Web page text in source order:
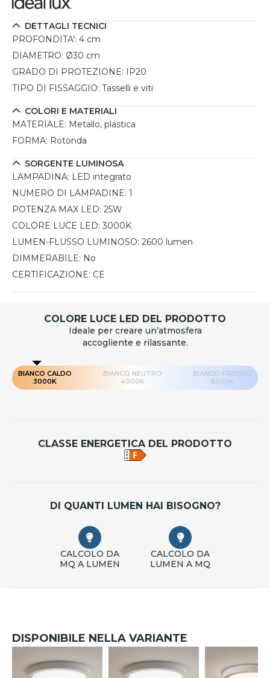
sorgente LED integrata da 25W emette una luce calda a
3000K con un flusso luminoso di 2600 lumen, offrendo un
risparmio energetico significativo. Grazie al grado di
protezione IP20, è adatta per uso interno.
DETTAGLI TECNICI
PROFONDITA': 4 cm
DIAMETRO: Ø30 cm
GRADO DI PROTEZIONE: IP20
TIPO DI FISSAGGIO: Tasselli e viti
COLORI E MATERIALI
MATERIALE: Metallo, plastica
FORMA: Rotonda
SORGENTE LUMINOSA
LAMPADINA: LED integrato
NUMERO DI LAMPADINE: 1
POTENZA MAX LED: 25W
COLORE LUCE LED: 3000K
LUMEN-FLUSSO LUMINOSO: 2600 lumen
DIMMERABILE: No
CERTIFICAZIONE: CE
COLORE LUCE LED DEL PRODOTTO
Ideale per creare un’atmosfera
accogliente e rilassante.
BIANCO CALDO
3000K
BIANCO NEUTRO
4000K
BIANCO FREDDO
5500K
CLASSE ENERGETICA DEL PRODOTTO
DI QUANTI LUMEN HAI BISOGNO?
CALCOLO DA
MQ A LUMEN
CALCOLO DA
LUMEN A MQ
DISPONIBILE NELLA VARIANTE